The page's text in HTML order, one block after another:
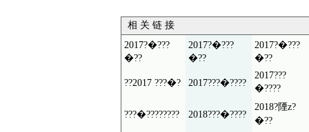
相 关 链 接
2017?�???
�??
2017?�???
�??
2017?�???
�??
??2017 ???�? 2017???�????
2017???
�????
???�???????? 2018???�????
2018?陻z?
�??